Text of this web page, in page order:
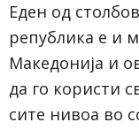
Еден од
република е и
Македонија и
да го користи
сите нивоа во